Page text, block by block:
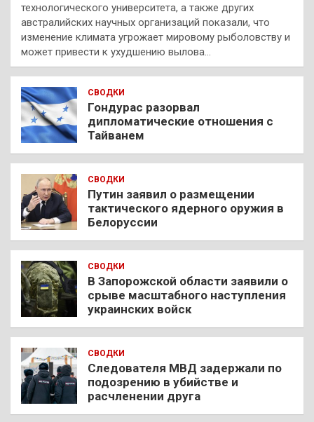
технологического университета, а также других
австралийских научных организаций показали, что
изменение климата угрожает мировому рыболовству и
может привести к ухудшению вылова…
СВОДКИ
Гондурас разорвал
дипломатические отношения с
Тайванем
СВОДКИ
Путин заявил о размещении
тактического ядерного оружия в
Белоруссии
СВОДКИ
В Запорожской области заявили о
срыве масштабного наступления
украинских войск
СВОДКИ
Следователя МВД задержали по
подозрению в убийстве и
расчленении друга